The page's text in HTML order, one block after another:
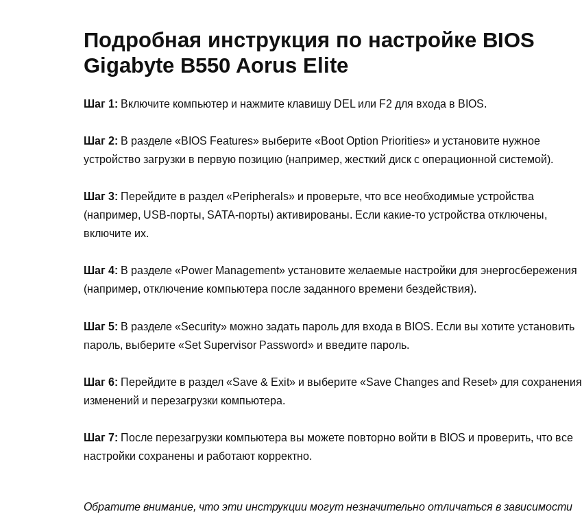
Подробная инструкция по настройке BIOS
Gigabyte B550 Aorus Elite
Шаг 1: Включите компьютер и нажмите клавишу DEL или F2 для входа в BIOS.
Шаг 2: В разделе «BIOS Features» выберите «Boot Option Priorities» и установите нужное
устройство загрузки в первую позицию (например, жесткий диск с операционной системой).
Шаг 3: Перейдите в раздел «Peripherals» и проверьте, что все необходимые устройства
(например, USB-порты, SATA-порты) активированы. Если какие-то устройства отключены,
включите их.
Шаг 4: В разделе «Power Management» установите желаемые настройки для энергосбережения
(например, отключение компьютера после заданного времени бездействия).
Шаг 5: В разделе «Security» можно задать пароль для входа в BIOS. Если вы хотите установить
пароль, выберите «Set Supervisor Password» и введите пароль.
Шаг 6: Перейдите в раздел «Save & Exit» и выберите «Save Changes and Reset» для сохранения
изменений и перезагрузки компьютера.
Шаг 7: После перезагрузки компьютера вы можете повторно войти в BIOS и проверить, что все
настройки сохранены и работают корректно.
Обратите внимание, что эти инструкции могут незначительно отличаться в зависимости